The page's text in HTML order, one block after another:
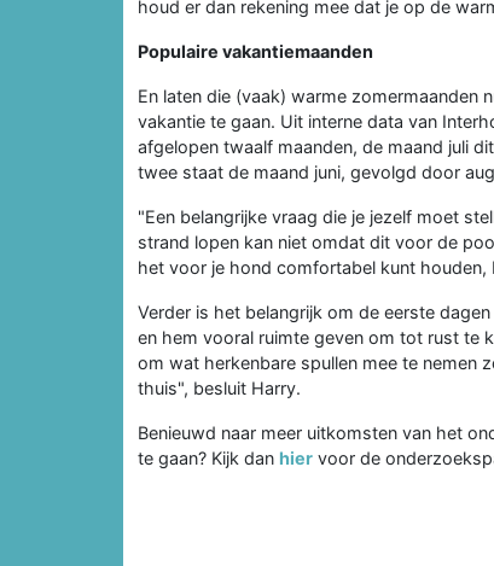
houd er dan rekening mee dat je op de
Populaire vakantiemaanden
En laten die (vaak) warme zomermaanden
vakantie te gaan. Uit interne data van
afgelopen twaalf maanden, de maand juli
twee staat de maand juni, gevolgd door
"Een belangrijke vraag die je jezelf moet
strand lopen kan niet omdat dit voor de
het voor je hond comfortabel kunt
Verder is het belangrijk om de eerste
en hem vooral ruimte geven om tot rust te
om wat herkenbare spullen mee te nemen
thuis", besluit Harry.
Benieuwd naar meer uitkomsten van het
te gaan? Kijk dan hier voor de